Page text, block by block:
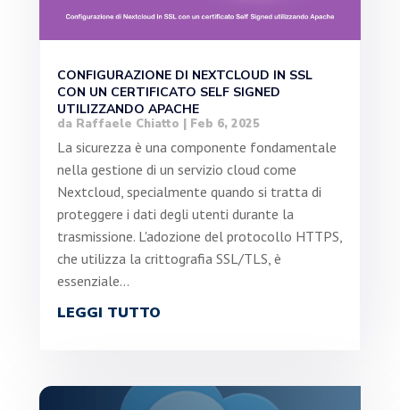
CONFIGURAZIONE DI NEXTCLOUD IN SSL
CON UN CERTIFICATO SELF SIGNED
UTILIZZANDO APACHE
da Raffaele Chiatto | Feb 6, 2025
La sicurezza è una componente fondamentale
nella gestione di un servizio cloud come
Nextcloud, specialmente quando si tratta di
proteggere i dati degli utenti durante la
trasmissione. L'adozione del protocollo HTTPS,
che utilizza la crittografia SSL/TLS, è
essenziale...
LEGGI TUTTO